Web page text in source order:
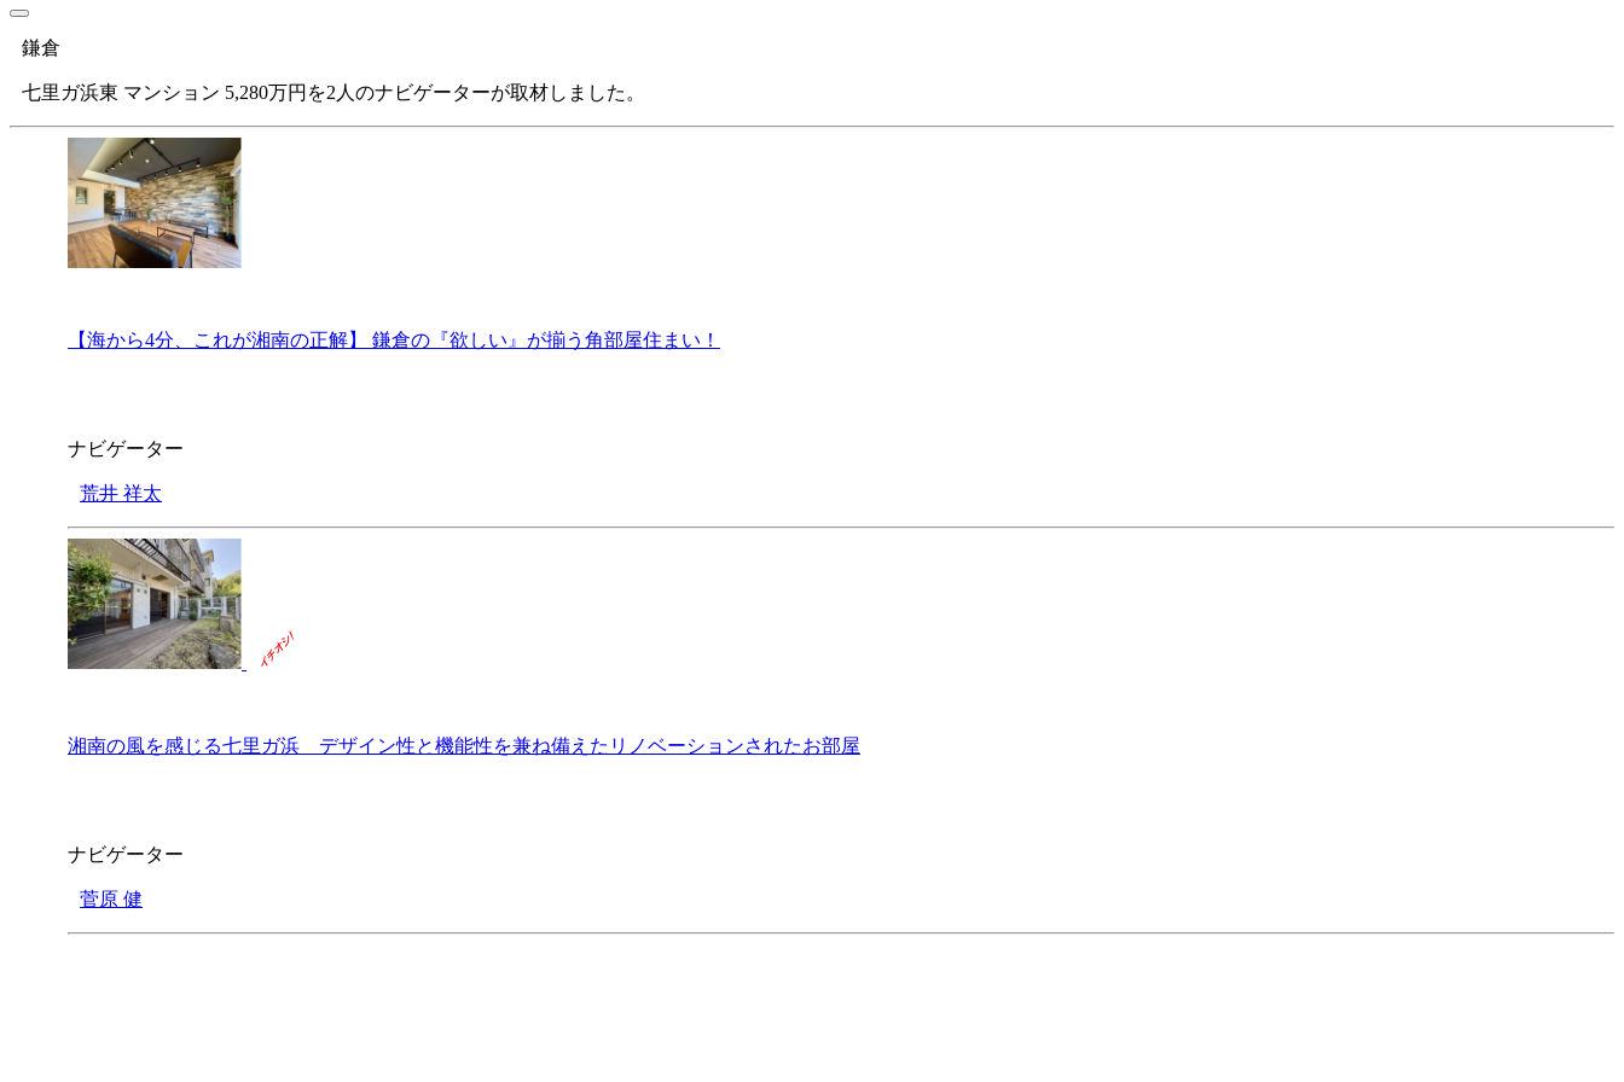
鎌倉
七里ガ浜東 マンション 5,280万円を2人のナビゲーターが取材しました。
【海から4分、これが湘南の正解】 鎌倉の『欲しい』が揃う角部屋住まい！
ナビゲーター
荒井 祥太
湘南の風を感じる七里ガ浜 デザイン性と機能性を兼ね備えたリノベーションされたお部屋
ナビゲーター
菅原 健